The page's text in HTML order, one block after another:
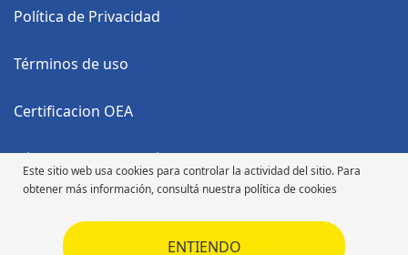
Este sitio web usa cookies para controlar la actividad del sitio. Para
obtener más información, consultá nuestra política de cookies
ENTIENDO
Política de Privacidad
Términos de uso
Certificacion OEA
Código Anticorrupción